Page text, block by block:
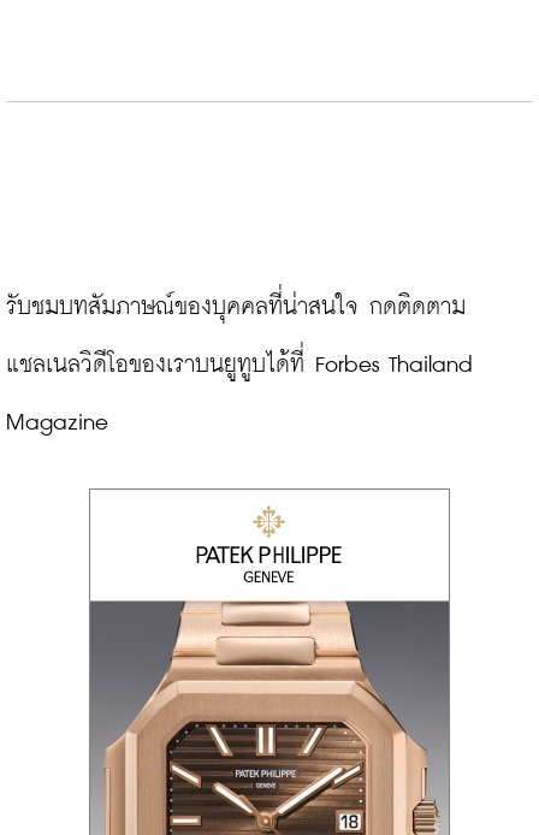
รับชมบทสัมภาษณ์ของบุคคลที่น่าสนใจ กดติดตาม
แชลเนลวิดีโอของเราบนยูทูบได้ที่ Forbes Thailand
Magazine